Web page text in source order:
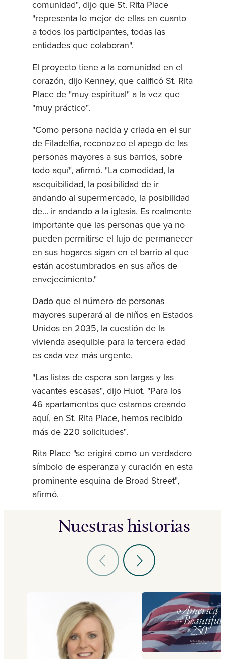
comunidad", dijo que St. Rita Place
"representa lo mejor de ellas en cuanto
a todos los participantes, todas las
entidades que colaboran".
El proyecto tiene a la comunidad en el
corazón, dijo Kenney, que calificó St. Rita
Place de "muy espiritual" a la vez que
"muy práctico".
"Como persona nacida y criada en el sur
de Filadelfia, reconozco el apego de las
personas mayores a sus barrios, sobre
todo aquí", afirmó. "La comodidad, la
asequibilidad, la posibilidad de ir
andando al supermercado, la posibilidad
de... ir andando a la iglesia. Es realmente
importante que las personas que ya no
pueden permitirse el lujo de permanecer
en sus hogares sigan en el barrio al que
están acostumbrados en sus años de
envejecimiento."
Dado que el número de personas
mayores superará al de niños en Estados
Unidos en 2035, la cuestión de la
vivienda asequible para la tercera edad
es cada vez más urgente.
"Las listas de espera son largas y las
vacantes escasas", dijo Huot. "Para los
46 apartamentos que estamos creando
aquí, en St. Rita Place, hemos recibido
más de 220 solicitudes".
Rita Place "se erigirá como un verdadero
símbolo de esperanza y curación en esta
prominente esquina de Broad Street",
afirmó.
Nuestras historias